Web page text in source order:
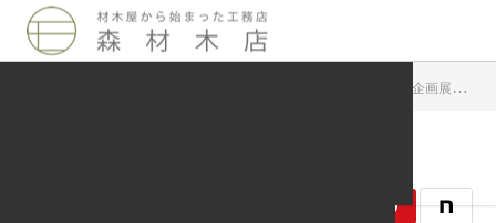
天神山文化プラザ特別企画展「天神山迷図」共催企画 建築家のしごと